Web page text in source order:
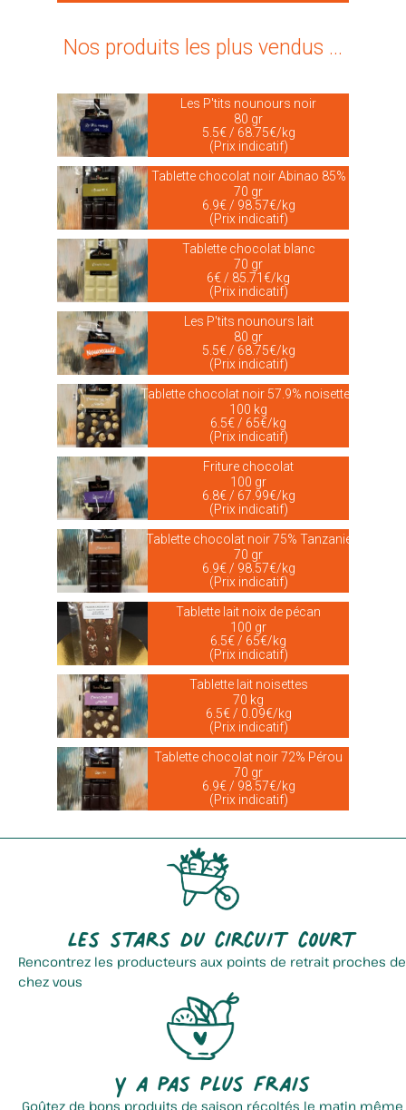
Nos produits les plus vendus ...
Les P'tits nounours noir
80 gr
5.5€ / 68.75€/kg
(Prix indicatif)
Tablette chocolat noir Abinao 85%
70 gr
6.9€ / 98.57€/kg
(Prix indicatif)
Tablette chocolat blanc
70 gr
6€ / 85.71€/kg
(Prix indicatif)
Les P'tits nounours lait
80 gr
5.5€ / 68.75€/kg
(Prix indicatif)
Tablette chocolat noir 57.9% noisettes
100 kg
6.5€ / 65€/kg
(Prix indicatif)
Friture chocolat
100 gr
6.8€ / 67.99€/kg
(Prix indicatif)
Tablette chocolat noir 75% Tanzanie
70 gr
6.9€ / 98.57€/kg
(Prix indicatif)
Tablette lait noix de pécan
100 gr
6.5€ / 65€/kg
(Prix indicatif)
Tablette lait noisettes
70 kg
6.5€ / 0.09€/kg
(Prix indicatif)
Tablette chocolat noir 72% Pérou
70 gr
6.9€ / 98.57€/kg
(Prix indicatif)
Les stars du circuit court
Rencontrez les producteurs aux points de retrait proches de
chez vous
Y a pas plus frais
Goûtez de bons produits de saison récoltés le matin même